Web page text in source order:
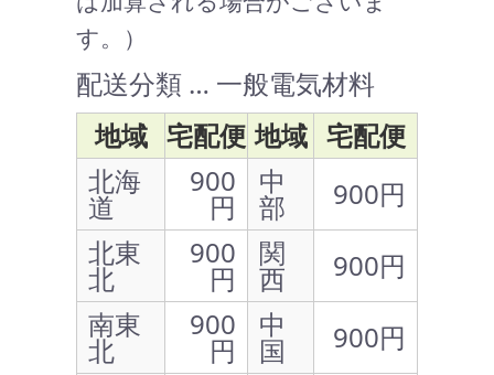
す。）
配送分類 … 一般電気材料
地域 宅配便 地域 宅配便
北海
道
900
円
中
部
900円
北東
北
900
円
関
西
900円
南東
北
900
円
中
国
900円